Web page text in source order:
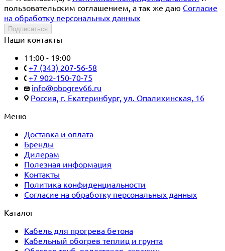
пользовательским соглашением, а так же даю Согласие
на обработку персональных данных
Подписаться
Наши контакты
11:00 - 19:00
+7 (343) 207-56-58
+7 902-150-70-75
info@obogrev66.ru
Россия, г. Екатеринбург, ул. Опалихинская, 16
Меню
Доставка и оплата
Бренды
Дилерам
Полезная информация
Контакты
Политика конфиденциальности
Согласие на обработку персональных данных
Каталог
Кабель для прогрева бетона
Кабельный обогрев теплиц и грунта